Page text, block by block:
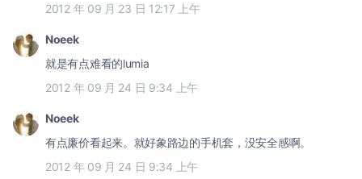
2012 年 09 月 23 日 12:17 上午
Noeek
就是有点难看的lumia
2012 年 09 月 24 日 9:34 上午
Noeek
有点廉价看起来。就好象路边的手机套，没安全感啊。
2012 年 09 月 24 日 9:34 上午